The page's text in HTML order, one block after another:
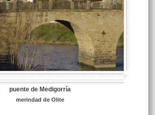
puente de Medigorría
merindad de Olite